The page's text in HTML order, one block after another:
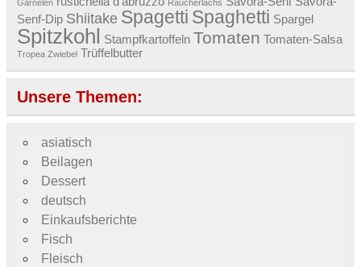
Garnelen
Räucherlachs
Senf-Dip Shiitake Spagetti Spaghetti Spargel
Spitzkohl Stampfkartoffeln Tomaten Tomaten-Salsa
Tropea Zwiebel Trüffelbutter
Unsere Themen:
asiatisch
Beilagen
Dessert
deutsch
Einkaufsberichte
Fisch
Fleisch